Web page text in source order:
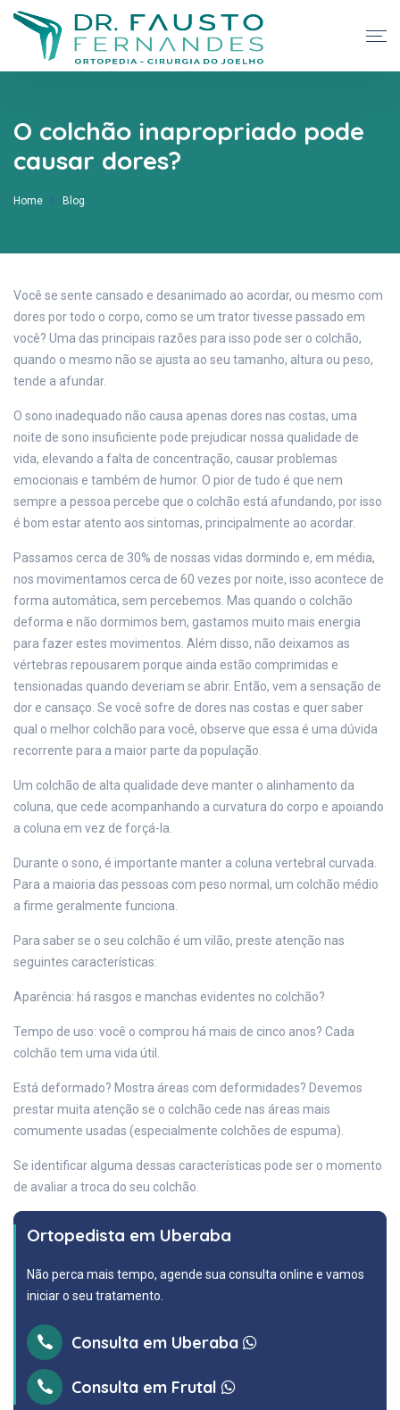
O colchão inapropriado pode
causar dores?
Home Blog
Você se sente cansado e desanimado ao acordar, ou mesmo com
dores por todo o corpo, como se um trator tivesse passado em
você? Uma das principais razões para isso pode ser o colchão,
quando o mesmo não se ajusta ao seu tamanho, altura ou peso,
tende a afundar.
O sono inadequado não causa apenas dores nas costas, uma
noite de sono insuficiente pode prejudicar nossa qualidade de
vida, elevando a falta de concentração, causar problemas
emocionais e também de humor. O pior de tudo é que nem
sempre a pessoa percebe que o colchão está afundando, por isso
é bom estar atento aos sintomas, principalmente ao acordar.
Passamos cerca de 30% de nossas vidas dormindo e, em média,
nos movimentamos cerca de 60 vezes por noite, isso acontece de
forma automática, sem percebemos. Mas quando o colchão
deforma e não dormimos bem, gastamos muito mais energia
para fazer estes movimentos. Além disso, não deixamos as
vértebras repousarem porque ainda estão comprimidas e
tensionadas quando deveriam se abrir. Então, vem a sensação de
dor e cansaço. Se você sofre de dores nas costas e quer saber
qual o melhor colchão para você, observe que essa é uma dúvida
recorrente para a maior parte da população.
Um colchão de alta qualidade deve manter o alinhamento da
coluna, que cede acompanhando a curvatura do corpo e apoiando
a coluna em vez de forçá-la.
Durante o sono, é importante manter a coluna vertebral curvada.
Para a maioria das pessoas com peso normal, um colchão médio
a firme geralmente funciona.
Para saber se o seu colchão é um vilão, preste atenção nas
seguintes características:
Aparência: há rasgos e manchas evidentes no colchão?
Tempo de uso: você o comprou há mais de cinco anos? Cada
colchão tem uma vida útil.
Está deformado? Mostra áreas com deformidades? Devemos
prestar muita atenção se o colchão cede nas áreas mais
comumente usadas (especialmente colchões de espuma).
Se identificar alguma dessas características pode ser o momento
de avaliar a troca do seu colchão.
Ortopedista em Uberaba
Não perca mais tempo, agende sua consulta online e vamos
iniciar o seu tratamento.
Consulta em Uberaba
Consulta em Frutal